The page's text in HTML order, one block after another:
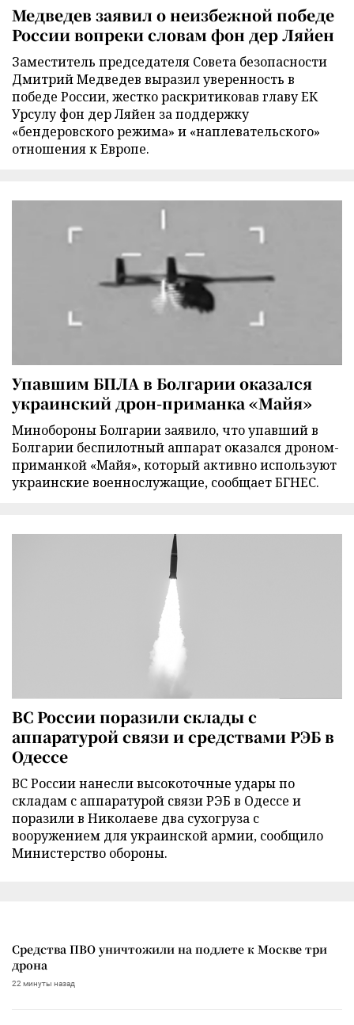
Медведев заявил о неизбежной победе
России вопреки словам фон дер Ляйен
Заместитель председателя Совета безопасности
Дмитрий Медведев выразил уверенность в
победе России, жестко раскритиковав главу ЕК
Урсулу фон дер Ляйен за поддержку
«бендеровского режима» и «наплевательского»
отношения к Европе.
Упавшим БПЛА в Болгарии оказался
украинский дрон-приманка «Майя»
Минобороны Болгарии заявило, что упавший в
Болгарии беспилотный аппарат оказался дроном-
приманкой «Майя», который активно используют
украинские военнослужащие, сообщает БГНЕС.
ВС России поразили склады с
аппаратурой связи и средствами РЭБ в
Одессе
ВС России нанесли высокоточные удары по
складам с аппаратурой связи РЭБ в Одессе и
поразили в Николаеве два сухогруза с
вооружением для украинской армии, сообщило
Министерство обороны.
Средства ПВО уничтожили на подлете к Москве три
дрона
22 минуты назад